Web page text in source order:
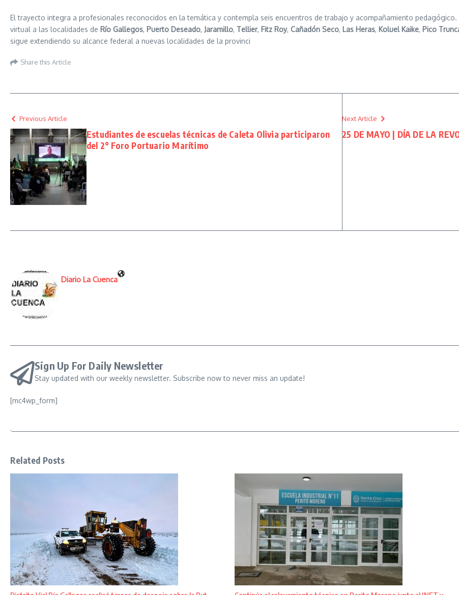
El trayecto integra a profesionales reconocidos en la temática y contempla seis encuentros de trabajo y acompañamiento
virtual a las localidades de Río Gallegos, Puerto Deseado, Jaramillo, Tellier, Fitz Roy, Cañadón Seco, Las Heras, Koluel Kaike, Pico
sigue extendiendo su alcance federal a nuevas localidades de la provinci
Share this Article
Previous Article
Estudiantes de escuelas técnicas de Caleta Olivia participaron
del 2° Foro Portuario Marítimo
Next Article
25 DE MAYO | DÍA DE LA
Diario La Cuenca
Sign Up For Daily Newsletter
Stay updated with our weekly newsletter. Subscribe now to never miss an update!
[mc4wp_form]
Related Posts